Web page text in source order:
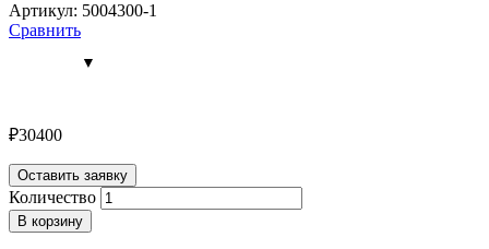
Артикул: 5004300-1
Сравнить
₽30400
Оставить заявку
Количество
В корзину